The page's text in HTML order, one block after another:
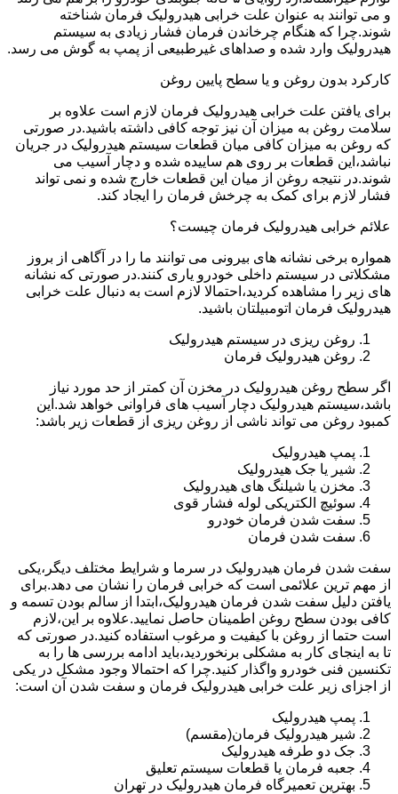
و می توانند به عنوان علت خرابی هیدرولیک فرمان شناخته
شوند.چرا که هنگام چرخاندن فرمان فشار زیادی به سیستم
هیدرولیک وارد شده و صداهای غیرطبیعی از پمپ به گوش می رسد.
کارکرد بدون روغن و یا سطح پایین روغن
برای یافتن علت خرابی هیدرولیک فرمان لازم است علاوه بر
سلامت روغن به میزان آن نیز توجه کافی داشته باشید.در صورتی
که روغن به میزان کافی میان قطعات سیستم هیدرولیک در جریان
نباشد،این قطعات بر روی هم ساییده شده و دچار آسیب می
شوند.در نتیجه روغن از میان این قطعات خارج شده و نمی تواند
فشار لازم برای کمک به چرخش فرمان را ایجاد کند.
علائم خرابی هیدرولیک فرمان چیست؟
همواره برخی نشانه های بیرونی می توانند ما را در آگاهی از بروز
مشکلاتی در سیستم داخلی خودرو یاری کنند.در صورتی که نشانه
های زیر را مشاهده کردید،احتمالا لازم است به دنبال علت خرابی
هیدرولیک فرمان اتومبیلتان باشید.
روغن ریزی در سیستم هیدرولیک
روغن هیدرولیک فرمان
اگر سطح روغن هیدرولیک در مخزن آن کمتر از حد مورد نیاز
باشد،سیستم هیدرولیک دچار آسیب های فراوانی خواهد شد.این
کمبود روغن می تواند ناشی از روغن ریزی از قطعات زیر باشد:
پمپ هیدرولیک
شیر یا جک هیدرولیک
مخزن یا شیلنگ های هیدرولیک
سوئیچ الکتریکی لوله فشار قوی
سفت شدن فرمان خودرو
سفت شدن فرمان
سفت شدن فرمان هیدرولیک در سرما و شرایط مختلف دیگر،یکی
از مهم ترین علائمی است که خرابی فرمان را نشان می دهد.برای
یافتن دلیل سفت شدن فرمان هیدرولیک،ابتدا از سالم بودن تسمه و
کافی بودن سطح روغن اطمینان حاصل نمایید.علاوه بر این،لازم
است حتما از روغن با کیفیت و مرغوب استفاده کنید.در صورتی که
تا به اینجای کار به مشکلی برنخوردید،باید ادامه بررسی ها را به
تکنسین فنی خودرو واگذار کنید.چرا که احتمالا وجود مشکل در یکی
از اجزای زیر علت خرابی هیدرولیک فرمان و سفت شدن آن است:
پمپ هیدرولیک
شیر هیدرولیک فرمان(مقسم)
جک دو طرفه هیدرولیک
جعبه فرمان یا قطعات سیستم تعلیق
بهترین تعمیرگاه فرمان هیدرولیک در تهران